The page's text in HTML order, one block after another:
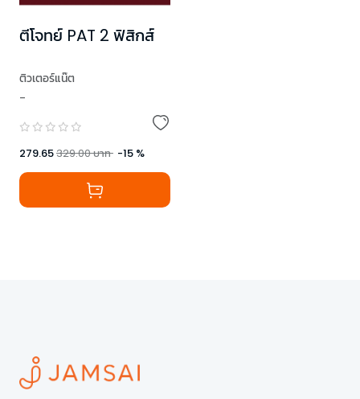
ตีโจทย์ PAT 2 ฟิสิกส์
ติวเตอร์แน๊ต
-
279.65329.00บาท -15 %